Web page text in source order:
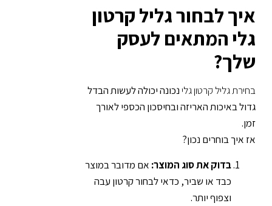
איך לבחור גליל קרטון
גלי המתאים לעסק
שלך?
בחירת גליל קרטון גלינכונה יכולה לעשות הבדל
גדול באיכות האריזה ובחיסכון הכספי לאורך
זמן.
אז איך בוחרים נכון?
בדוק את סוג המוצר: אם מדובר במוצר
כבד או שביר, כדאי לבחור קרטון עבה
וצפוף יותר.